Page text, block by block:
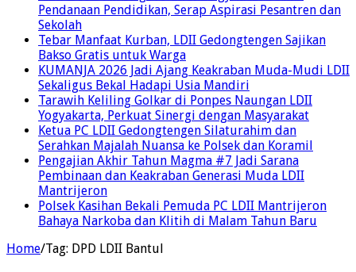
Pendanaan Pendidikan, Serap Aspirasi Pesantren dan
Sekolah
Tebar Manfaat Kurban, LDII Gedongtengen Sajikan
Bakso Gratis untuk Warga
KUMANJA 2026 Jadi Ajang Keakraban Muda-Mudi LDII
Sekaligus Bekal Hadapi Usia Mandiri
Tarawih Keliling Golkar di Ponpes Naungan LDII
Yogyakarta, Perkuat Sinergi dengan Masyarakat
Ketua PC LDII Gedongtengen Silaturahim dan
Serahkan Majalah Nuansa ke Polsek dan Koramil
Pengajian Akhir Tahun Magma #7 Jadi Sarana
Pembinaan dan Keakraban Generasi Muda LDII
Mantrijeron
Polsek Kasihan Bekali Pemuda PC LDII Mantrijeron
Bahaya Narkoba dan Klitih di Malam Tahun Baru
Home/Tag: DPD LDII Bantul